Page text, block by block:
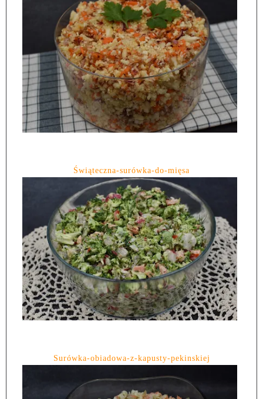
Świąteczna-surówka-do-mięsa
Surówka-obiadowa-z-kapusty-pekinskiej